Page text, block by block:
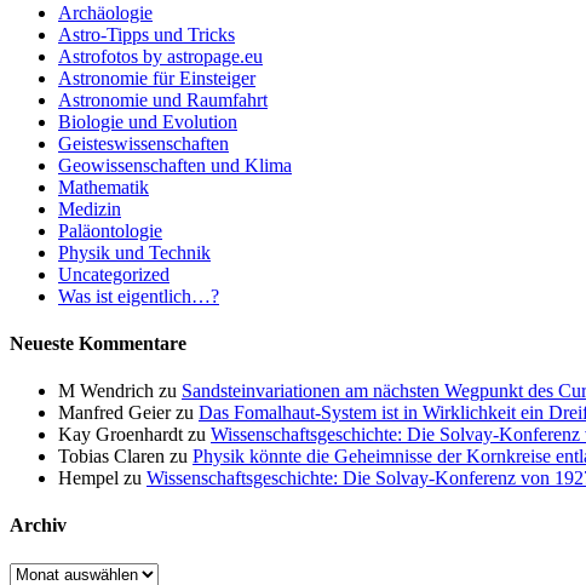
Archäologie
Astro-Tipps und Tricks
Astrofotos by astropage.eu
Astronomie für Einsteiger
Astronomie und Raumfahrt
Biologie und Evolution
Geisteswissenschaften
Geowissenschaften und Klima
Mathematik
Medizin
Paläontologie
Physik und Technik
Uncategorized
Was ist eigentlich…?
Neueste Kommentare
M Wendrich zu Sandsteinvariationen am nächsten Wegpunkt des
Manfred Geierzu Das Fomalhaut-System ist in Wirklichkeit ein
Kay Groenhardt zu Wissenschaftsgeschichte: Die Solvay-
Tobias Claren zu Physik könnte die Geheimnisse der Kornkreise
Hempel zu Wissenschaftsgeschichte: Die Solvay-Konferenz von
Archiv
Archiv